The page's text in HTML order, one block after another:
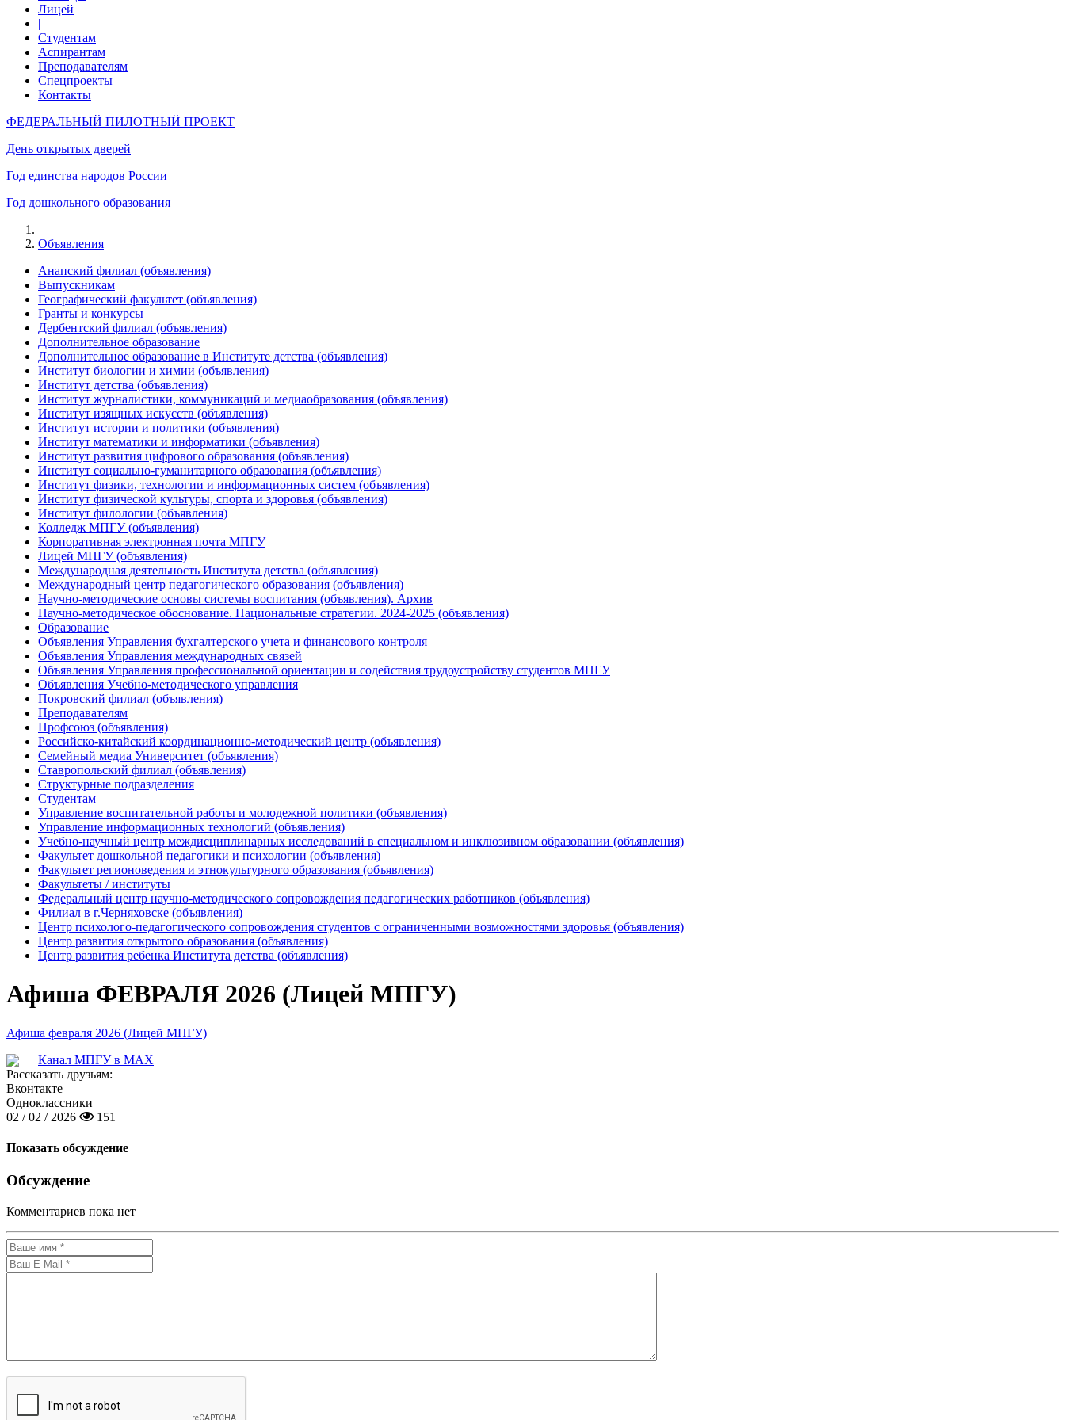
Лицей
|
Студентам
Аспирантам
Преподавателям
Спецпроекты
Контакты
ФЕДЕРАЛЬНЫЙ ПИЛОТНЫЙ ПРОЕКТ
День открытых дверей
Год единства народов России
Год дошкольного образования
Объявления
Анапский филиал (объявления)
Выпускникам
Географический факультет (объявления)
Гранты и конкурсы
Дербентский филиал (объявления)
Дополнительное образование
Дополнительное образование в Институте детства (объявления)
Институт биологии и химии (объявления)
Институт детства (объявления)
Институт журналистики, коммуникаций и медиаобразования (объявления)
Институт изящных искусств (объявления)
Институт истории и политики (объявления)
Институт математики и информатики (объявления)
Институт развития цифрового образования (объявления)
Институт социально-гуманитарного образования (объявления)
Институт физики, технологии и информационных систем (объявления)
Институт физической культуры, спорта и здоровья (объявления)
Институт филологии (объявления)
Колледж МПГУ (объявления)
Корпоративная электронная почта МПГУ
Лицей МПГУ (объявления)
Международная деятельность Института детства (объявления)
Международный центр педагогического образования (объявления)
Научно-методические основы системы воспитания (объявления). Архив
Научно-методическое обоснование. Национальные стратегии. 2024-2025 (объявления)
Образование
Объявления Управления бухгалтерского учета и финансового контроля
Объявления Управления международных связей
Объявления Управления профессиональной ориентации и содействия трудоустройству студентов МПГУ
Объявления Учебно-методического управления
Покровский филиал (объявления)
Преподавателям
Профсоюз (объявления)
Российско-китайский координационно-методический центр (объявления)
Семейный медиа Университет (объявления)
Ставропольский филиал (объявления)
Структурные подразделения
Студентам
Управление воспитательной работы и молодежной политики (объявления)
Управление информационных технологий (объявления)
Учебно-научный центр междисциплинарных исследований в специальном и инклюзивном образовании (объявления)
Факультет дошкольной педагогики и психологии (объявления)
Факультет регионоведения и этнокультурного образования (объявления)
Факультеты / институты
Федеральный центр научно-методического сопровождения педагогических работников (объявления)
Филиал в г.Черняховске (объявления)
Центр психолого-педагогического сопровождения студентов с ограниченными возможностями здоровья (объявления)
Центр развития открытого образования (объявления)
Центр развития ребенка Института детства (объявления)
Афиша ФЕВРАЛЯ 2026 (Лицей МПГУ)
Афиша февраля 2026 (Лицей МПГУ)
Канал МПГУ в MAX
Рассказать друзьям:
Вконтакте
Одноклассники
02 / 02 / 2026
151
Показать обсуждение
Обсуждение
Комментариев пока нет